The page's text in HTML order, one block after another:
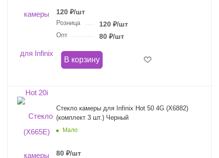
120 ₽/шт
Розница 120₽/шт
Опт 80₽/шт
В корзину
Стекло камеры для Infinix Hot 50 4G (X6882)
(комплект 3 шт.) Черный
Мало
80 ₽/шт